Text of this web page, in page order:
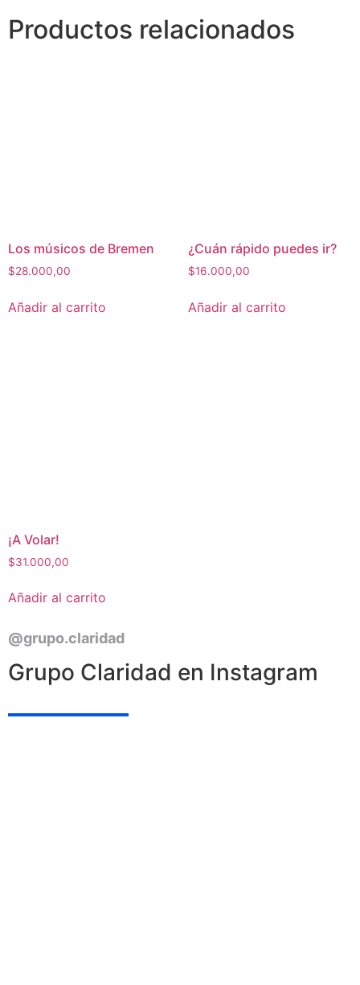
Productos relacionados
Los músicos de Bremen
$28.000,00
Añadir al carrito
¿Cuán rápido puedes ir?
$16.000,00
Añadir al carrito
¡A Volar!
$31.000,00
Añadir al carrito
@grupo.claridad
Grupo Claridad en Instagram